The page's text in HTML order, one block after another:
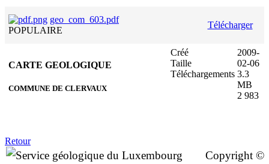
geo_com_603.pdf
POPULAIRE
Télécharger
CARTE GEOLOGIQUE
COMMUNE DE CLERVAUX
Créé
Taille
Téléchargements
2009-
02-06
3.3
MB
2 983
Retour
Copyright ©